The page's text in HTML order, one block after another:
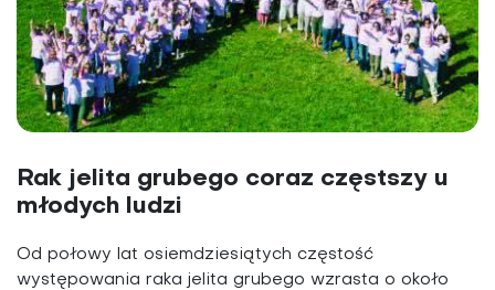
Rak jelita grubego coraz częstszy u
młodych ludzi
Od połowy lat osiemdziesiątych częstość
występowania raka jelita grubego wzrasta o około